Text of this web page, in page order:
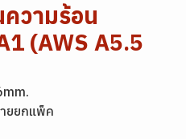
วามร้อน
(AWS A5.5
ยยกแพ็ค